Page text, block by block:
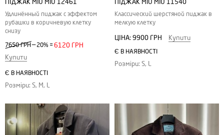
ПІДЖАК MIU MIU 12461
Удлинённый пиджак с эффектом
рубашки в коричневую клетку
снизу
7650 ГРН— 20% =6120 ГРН
Купити
Є В НАЯВНОСТІ
Розміри: S, M, L
ПІДЖАК MIU MIU 11540
Классический шерстяной пиджак в
мелкую клетку
ЦІНА: 9900 ГРН Купити
Є В НАЯВНОСТІ
Розміри: S, L